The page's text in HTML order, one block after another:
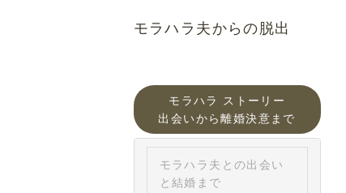
モラハラ夫からの脱出
モラハラ ストーリー
出会いから離婚決意まで
モラハラ夫との出会い
と結婚まで